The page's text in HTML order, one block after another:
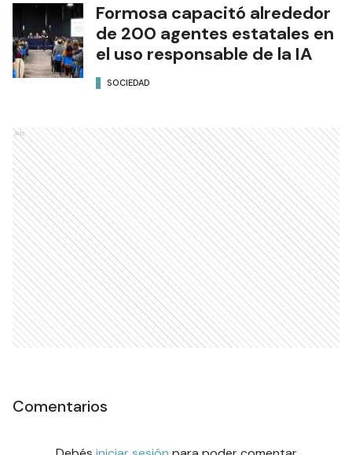
Formosa capacitó alrededor
de 200 agentes estatales en
el uso responsable de la IA
SOCIEDAD
Ads
Comentarios